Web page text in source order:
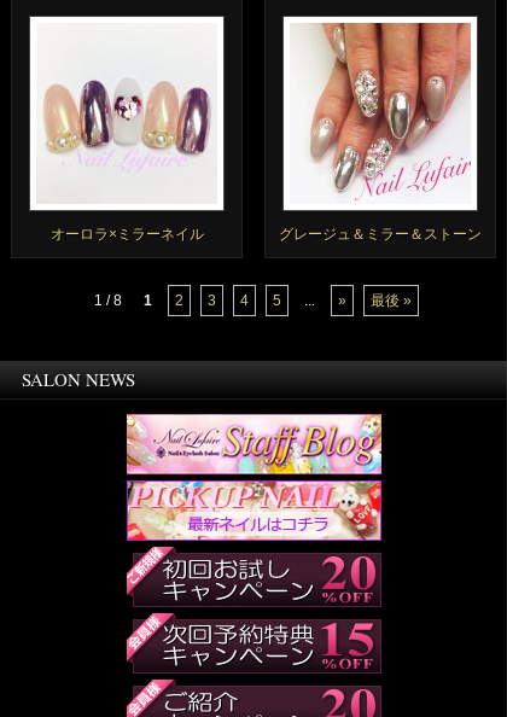
オーロラ×ミラーネイル グレージュ＆ミラー＆ストーン
1 / 8 1 2 3 4 5 » 最後 »
SALON NEWS